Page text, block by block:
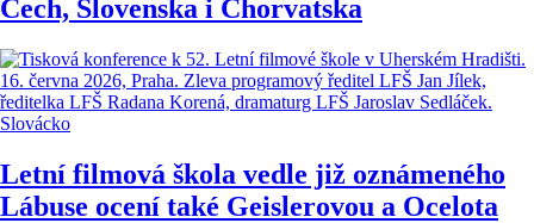
Čech, Slovenska i Chorvatska
Slovácko
Letní filmová škola vedle již oznámeného
Lábuse ocení také Geislerovou a Ocelota